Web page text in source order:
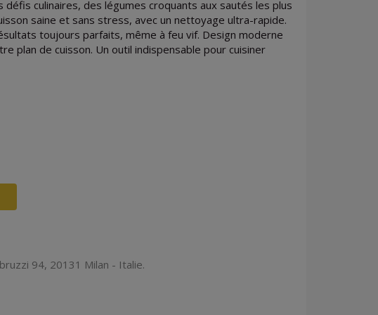
culinaires, des légumes croquants aux sautés les plus
saine et sans stress, avec un nettoyage ultra-rapide.
toujours parfaits, même à feu vif. Design moderne
plan de cuisson. Un outil indispensable pour cuisiner
94, 20131 Milan - Italie.